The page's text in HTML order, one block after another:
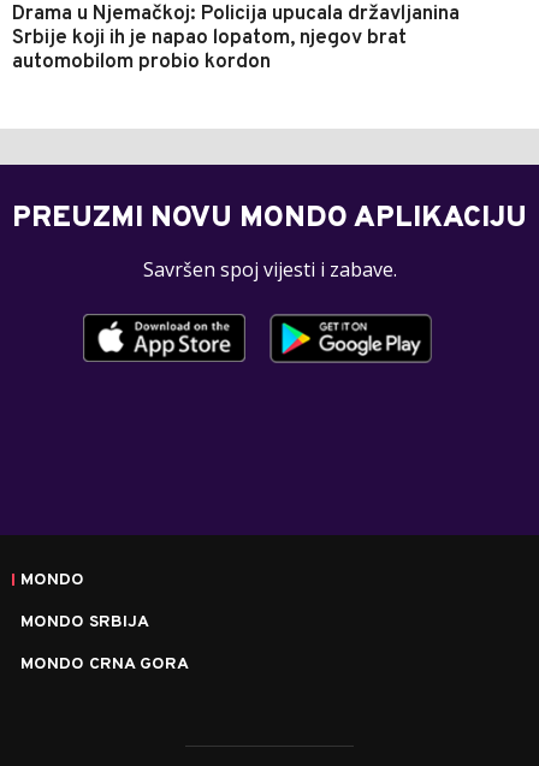
Drama u Njemačkoj: Policija upucala državljanina
Srbije koji ih je napao lopatom, njegov brat
automobilom probio kordon
PREUZMI NOVU MONDO APLIKACIJU
Savršen spoj vijesti i zabave.
MONDO
MONDO SRBIJA
MONDO CRNA GORA